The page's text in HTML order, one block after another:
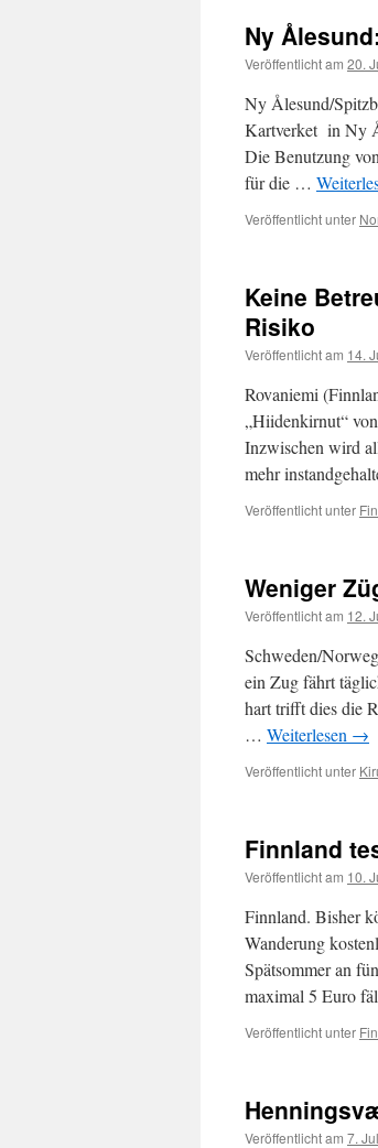
Ny
Veröffentlicht am 20.
Ny Ålesund/
Kartverket in Ny
Die Benutzung
für die …
Veröffentlicht unter
Keine
Risiko
Veröffentlicht am 14.
Rovaniemi
„Hiidenkirnut“
Inzwischen wird
mehr
Veröffentlicht unter
Weniger
Veröffentlicht am 12.
Schweden/
ein Zug fährt
hart trifft dies die
… Weiterlesen →
Veröffentlicht unter
Finnland
Veröffentlicht am 10.
Finnland. Bisher
Wanderung
Spätsommer an
maximal 5 Euro
Veröffentlicht unter
Veröffentlicht am 7.